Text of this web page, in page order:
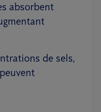
absorbent
de sels,